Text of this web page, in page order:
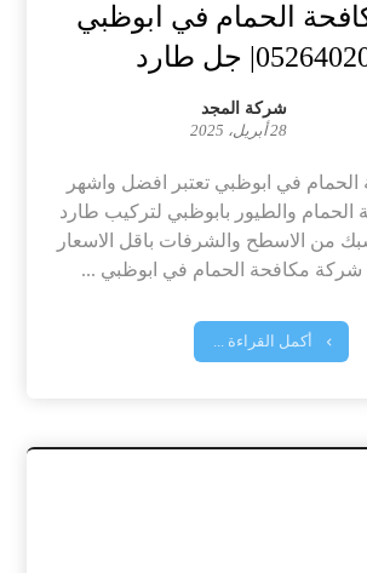
الحمام في ابوظبي
شركة المجد
28 أبريل، 2025
في ابوظبي تعتبر افضل واشهر
والطيور بابوظبي لتركيب طارد
من الاسطح والشرفات باقل الاسعار
شركة مكافحة الحمام في ابوظبي ...
أكمل القراءة ...